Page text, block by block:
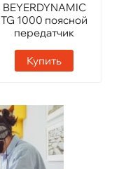
BEYERDYNAMIC
TG 1000 поясной
передатчик
Купить